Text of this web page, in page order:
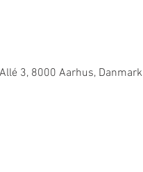
3, 8000 Aarhus, Danmark